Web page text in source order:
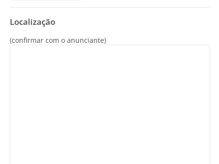
Localização
(confirmar com o anunciante)